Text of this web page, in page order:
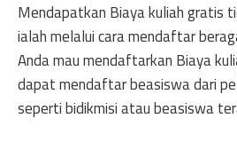
Mendapatkan Biaya kuliah gratis
ialah melalui cara mendaftar
Anda mau mendaftarkan Biaya
dapat mendaftar beasiswa dari
seperti bidikmisi atau beasiswa